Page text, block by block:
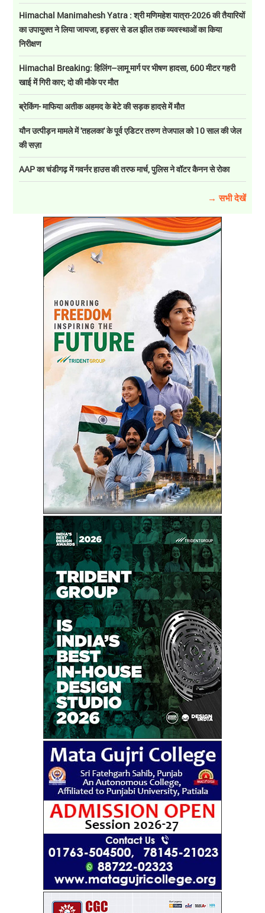
Himachal Manimahesh Yatra : श्री मणिमहेश यात्रा-2026 की तैयारियों
का उपायुक्त ने लिया जायजा, हड़सर से डल झील तक व्यवस्थाओं का किया
निरीक्षण
Himachal Breaking: हिलिंग–लामू मार्ग पर भीषण हादसा, 600 मीटर गहरी
खाई में गिरी कार; दो की मौके पर मौत
ब्रेकिंग- माफिया अतीक अहमद के बेटे की सड़क हादसे में मौत
यौन उत्पीड़न मामले में 'तहलका' के पूर्व एडिटर तरुण तेजपाल को 10 साल की जेल
की सज़ा
AAP का चंडीगढ़ में गवर्नर हाउस की तरफ मार्च, पुलिस ने वॉटर कैनन से रोका
→ सभी देखें